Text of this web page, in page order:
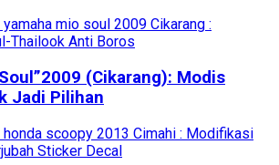
(Cikarang): Modis
Jadi Pilihan